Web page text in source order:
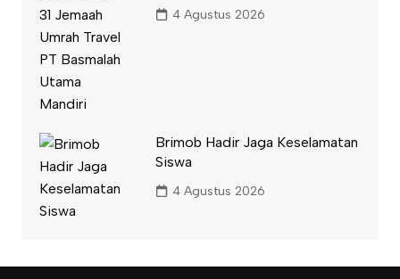
4 Agustus 2026
Brimob Hadir Jaga Keselamatan
Siswa
4 Agustus 2026